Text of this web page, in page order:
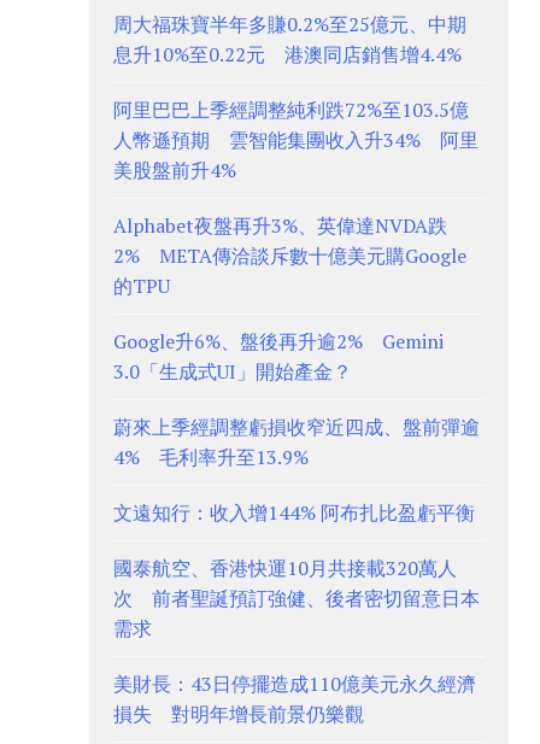
周大福珠寶半年多賺0.2%至25億元、中期
息升10%至0.22元 港澳同店銷售增4.4%
阿里巴巴上季經調整純利跌72%至103.5億
人幣遜預期 雲智能集團收入升34% 阿里
美股盤前升4%
Alphabet夜盤再升3%、英偉達NVDA跌
2% META傳洽談斥數十億美元購Google
的TPU
Google升6%、盤後再升逾2% Gemini
3.0「生成式UI」開始產金？
蔚來上季經調整虧損收窄近四成、盤前彈逾
4% 毛利率升至13.9%
文遠知行：收入增144% 阿布扎比盈虧平衡
國泰航空、香港快運10月共接載320萬人
次 前者聖誕預訂強健、後者密切留意日本
需求
美財長：43日停擺造成110億美元永久經濟
損失 對明年增長前景仍樂觀